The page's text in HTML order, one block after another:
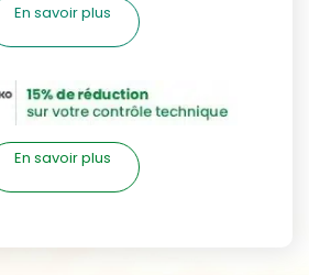
En savoir plus
En savoir plus